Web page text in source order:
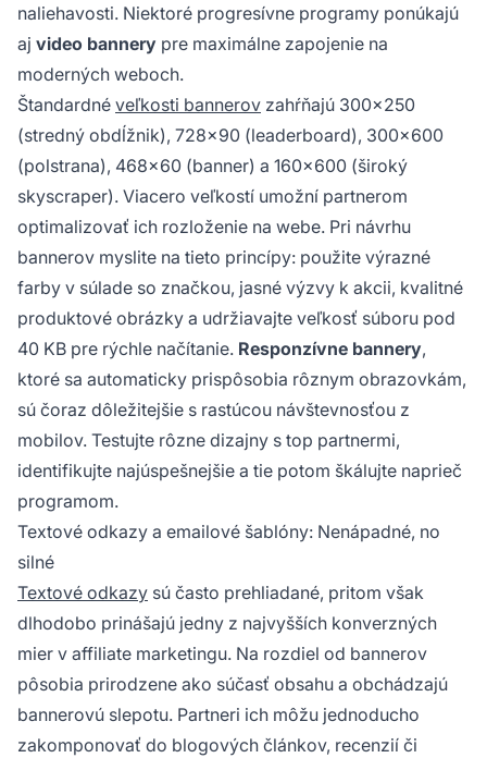
naliehavosti. Niektoré progresívne programy ponúkajú
aj video bannery pre maximálne zapojenie na
moderných weboch.
Štandardné veľkosti bannerov zahŕňajú 300x250
(stredný obdĺžnik), 728x90 (leaderboard), 300x600
(polstrana), 468x60 (banner) a 160x600 (široký
skyscraper). Viacero veľkostí umožní partnerom
optimalizovať ich rozloženie na webe. Pri návrhu
bannerov myslite na tieto princípy: použite výrazné
farby v súlade so značkou, jasné výzvy k akcii, kvalitné
produktové obrázky a udržiavajte veľkosť súboru pod
40 KB pre rýchle načítanie. Responzívne bannery,
ktoré sa automaticky prispôsobia rôznym obrazovkám,
sú čoraz dôležitejšie s rastúcou návštevnosťou z
mobilov. Testujte rôzne dizajny s top partnermi,
identifikujte najúspešnejšie a tie potom škálujte naprieč
programom.
Textové odkazy a emailové šablóny: Nenápadné, no
silné
Textové odkazy sú často prehliadané, pritom však
dlhodobo prinášajú jedny z najvyšších konverzných
mier v affiliate marketingu. Na rozdiel od bannerov
pôsobia prirodzene ako súčasť obsahu a obchádzajú
bannerovú slepotu. Partneri ich môžu jednoducho
zakomponovať do blogových článkov, recenzií či